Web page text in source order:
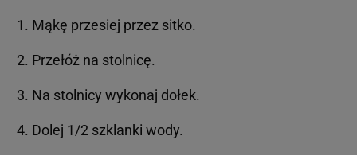
Mąkę przesiej przez sitko.
Przełóż na stolnicę.
Na stolnicy wykonaj dołek.
Dolej 1/2 szklanki wody.